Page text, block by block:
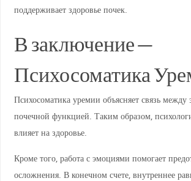
поддерживает здоровье почек.
В заключение —
Психосоматика
Психосоматика уремии объясняет связь
почечной функцией. Таким образом,
влияет на здоровье.
Кроме того, работа с эмоциями помогает
осложнения. В конечном счете, внутреннее